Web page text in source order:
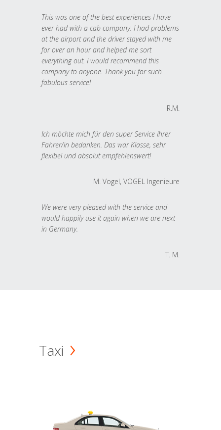
This was one of the best experiences I have
ever had with a cab company. I had problems
at the airport and the driver stayed with me
for over an hour and helped me sort
everything out. I would recommend this
company to anyone. Thank you for such
fabulous service!
R.M.
Ich möchte mich für den super Service Ihrer
Fahrer/in bedanken. Das war Klasse, sehr
flexibel und absolut empfehlenswert!
M. Vogel, VOGEL Ingenieure
We were very pleased with the service and
would happily use it again when we are next
in Germany.
T. M.
Taxi